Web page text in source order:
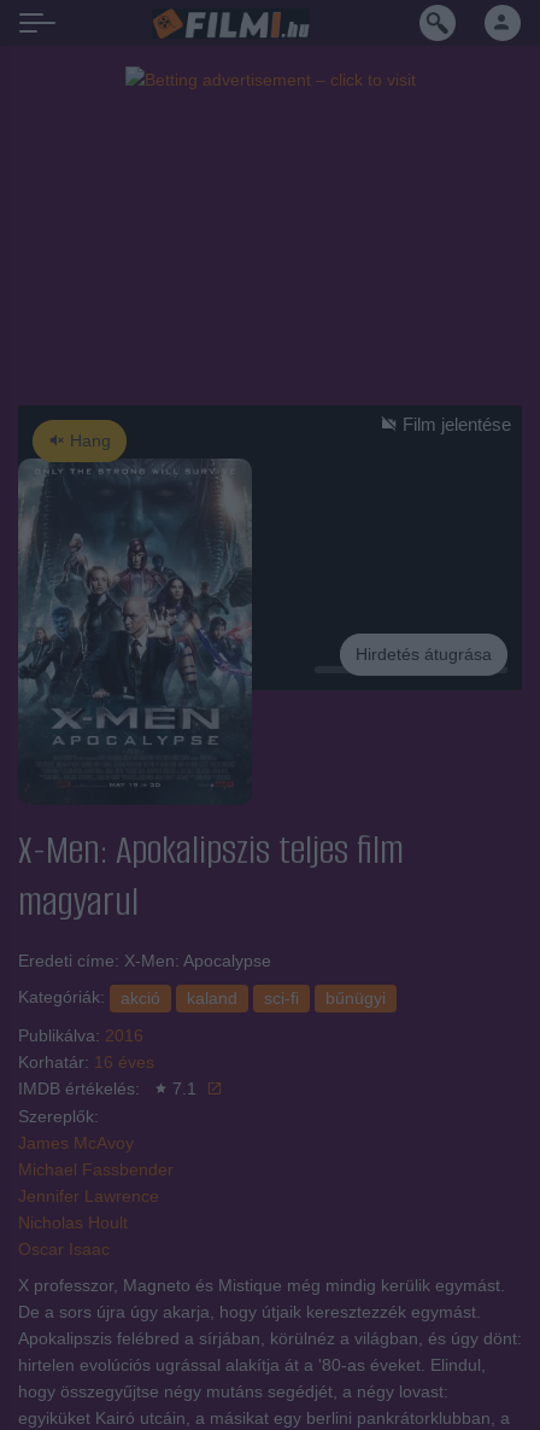
Hang
Hirdetés
Hirdetés átugrása
Film jelentése
X-Men: Apokalipszis teljes film
magyarul
Eredeti címe: X-Men: Apocalypse
Kategóriák:
akció kaland sci-fi
bűnügyi
Publikálva: 2016
Korhatár: 16 éves
IMDB értékelés:
7.1
Szereplők:
James McAvoy
Michael Fassbender
Jennifer Lawrence
Nicholas Hoult
Oscar Isaac
X professzor, Magneto és Mistique még mindig kerülik egymást.
De a sors újra úgy akarja, hogy útjaik keresztezzék egymást.
Apokalipszis felébred a sírjában, körülnéz a világban, és úgy dönt:
hirtelen evolúciós ugrással alakítja át a '80-as éveket. Elindul,
hogy összegyűjtse négy mutáns segédjét, a négy lovast:
egyiküket Kairó utcáin, a másikat egy berlini pankrátorklubban, a